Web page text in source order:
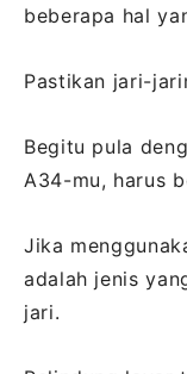
beberapa hal
Pastikan jari-
Begitu pula
A34-mu, harus
Jika
adalah jenis
jari.